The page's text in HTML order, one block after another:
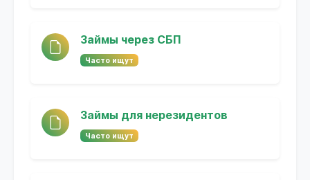
Займы через СБП
Часто ищут
Займы для нерезидентов
Часто ищут